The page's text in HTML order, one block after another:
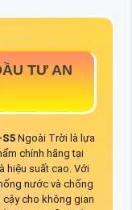
TƯ AN
S5 Ngoài Trời là lựa
chính hãng tại
hiệu suất cao. Với
nước và chống
cậy cho không gian